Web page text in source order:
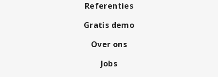
Referenties
Gratis demo
Over ons
Jobs